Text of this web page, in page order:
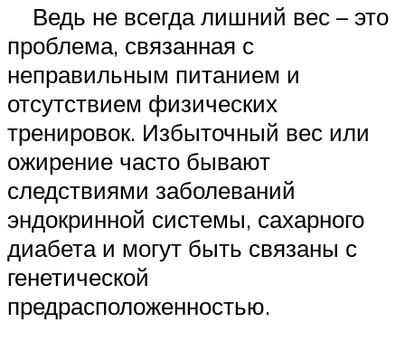
Ведь не всегда лишний вес – это
проблема, связанная с
неправильным питанием и
отсутствием физических
тренировок. Избыточный вес или
ожирение часто бывают
следствиями заболеваний
эндокринной системы, сахарного
диабета и могут быть связаны с
генетической
предрасположенностью.